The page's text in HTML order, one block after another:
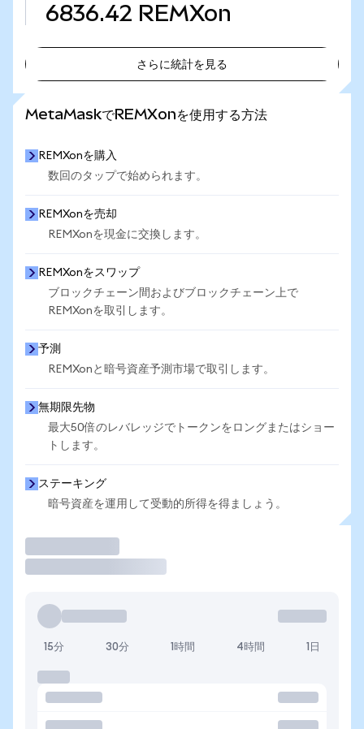
6836.42 REMXon
さらに統計を見る
MetaMaskでREMXonを使用する方法
REMXonを購入
数回のタップで始められます。
REMXonを売却
REMXonを現金に交換します。
REMXonをスワップ
ブロックチェーン間およびブロックチェーン上で
REMXonを取引します。
予測
REMXonと暗号資産予測市場で取引します。
無期限先物
最大50倍のレバレッジでトークンをロングまたはショー
トします。
ステーキング
暗号資産を運用して受動的所得を得ましょう。
15分 30分 1時間 4時間 1日